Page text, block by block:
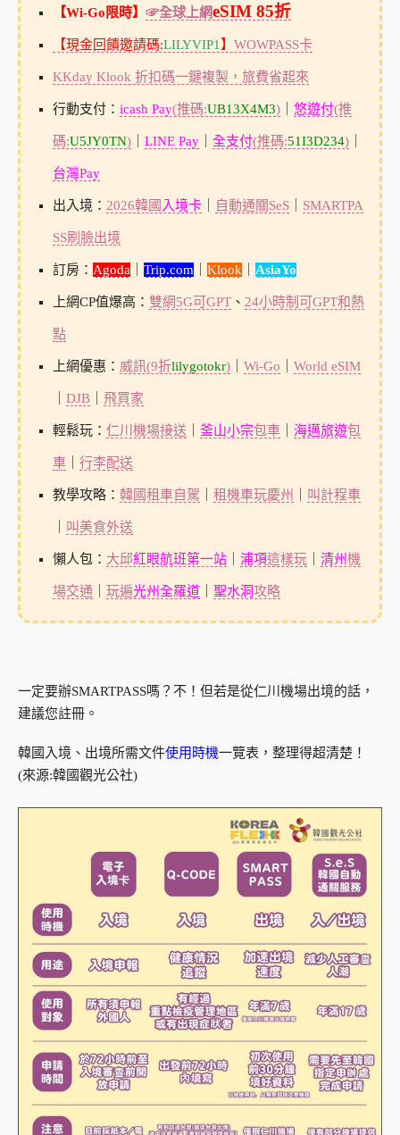
【Wi-Go限時】 ☞全球上網eSIM 85折
【現金回饋邀請碼:LILYVIP1 】 WOWPASS卡
KKday Klook 折扣碼一鍵複製，旅費省起來
行動支付： icash Pay(推碼:UB13X4M3)｜ 悠遊付(推
碼:U5JY0TN)｜ LINE Pay｜ 全支付(推碼:51I3D234)｜
台灣Pay
出入境： 2026韓國 入境卡｜ 自動通關SeS｜ SMARTPA
SS刷臉出境
訂房： Agoda Trip.com Klook AsiaYo
上網CP值爆高： 雙網5G可GPT、 24小時制可GPT和熱
點
上網優惠： 威訊(9折lilygotokr)｜ Wi-Go World eSIM
DJB｜ 飛買家
輕鬆玩： 仁川機場接送 釜山小宗包車｜ 海邁旅遊包
車｜ 行李配送
教學攻略： 韓國租車自駕 租機車玩慶州 叫計程車
叫美食外送
懶人包： 大邱紅眼航班第一站｜ 浦項這樣玩｜ 清州機
場交通 玩遍光州全羅道｜ 聖水洞攻略
一定要辦SMARTPASS嗎？不！但若是從仁川機場出境的話，
建議您註冊。
韓國入境、出境所需文件使用時機一覽表，整理得超清楚！
(來源:韓國觀光公社)